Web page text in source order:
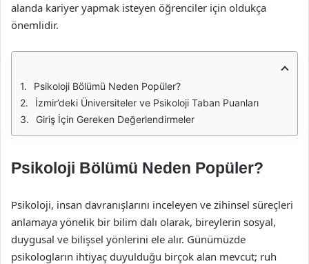
alanda kariyer yapmak isteyen öğrenciler için oldukça
önemlidir.
Psikoloji Bölümü Neden Popüler?
İzmir’deki Üniversiteler ve Psikoloji Taban Puanları
Giriş İçin Gereken Değerlendirmeler
Psikoloji Bölümü Neden Popüler?
Psikoloji, insan davranışlarını inceleyen ve zihinsel süreçleri
anlamaya yönelik bir bilim dalı olarak, bireylerin sosyal,
duygusal ve bilişsel yönlerini ele alır. Günümüzde
psikologların ihtiyaç duyulduğu birçok alan mevcut; ruh